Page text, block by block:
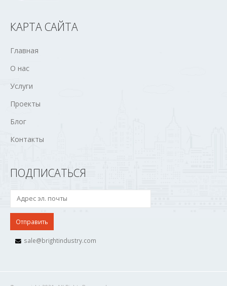
КАРТА САЙТА
Главная
О нас
Услуги
Проекты
Блог
Контакты
ПОДПИСАТЬСЯ
sale@brightindustry.com